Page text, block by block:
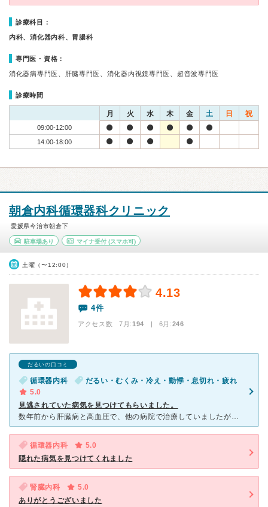
診療科目：
内科、消化器内科、胃腸科
専門医・資格：
消化器病専門医、肝臓専門医、消化器内視鏡専門医、超音波専門医
診療時間
月 火 水 木 金 土 日 祝
09:00-12:00
14:00-18:00
朝倉内科循環器科クリニック
愛媛県今治市朝倉下
駐車場あり マイナ受付(スマホ可)
土曜（〜12:00）
4.13
4件
アクセス数 7月:194 | 6月:246
だるいの口コミ
循環器内科
だるい・むくみ・冷え・動悸・息切れ・疲れ
5.0
見逃されていた病気を見つけてもらいました。
数年前から肝臓病と高血圧で、他の病院で治療していましたが、肝臓は原因不明で、血圧も思うように安定せず、ついには、ひどく体調を崩してしまいました。そんな時、知人から、朝倉内科循環器科クリニックさんを勧め
循環器内科
5.0
隠れた病気を見つけてくれました
腎臓内科
5.0
ありがとうございました